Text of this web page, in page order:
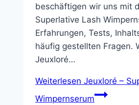
beschäftigen wir uns mit
Superlative Lash
Erfahrungen, Tests,
häufig gestellten Fragen.
Jeuxloré…
Weiterlesen Jeuxloré –
Wimpernserum